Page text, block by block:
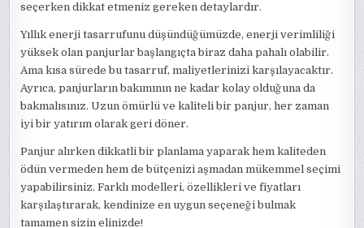
seçerken dikkat etmeniz gereken detaylardır.
Yıllık enerji tasarrufunu düşündüğümüzde, enerji verimliliği
yüksek olan panjurlar başlangıçta biraz daha pahalı olabilir.
Ama kısa sürede bu tasarruf, maliyetlerinizi karşılayacaktır.
Ayrıca, panjurların bakımının ne kadar kolay olduğuna da
bakmalısınız. Uzun ömürlü ve kaliteli bir panjur, her zaman
iyi bir yatırım olarak geri döner.
Panjur alırken dikkatli bir planlama yaparak hem kaliteden
ödün vermeden hem de bütçenizi aşmadan mükemmel seçimi
yapabilirsiniz. Farklı modelleri, özellikleri ve fiyatları
karşılaştırarak, kendinize en uygun seçeneği bulmak
tamamen sizin elinizde!